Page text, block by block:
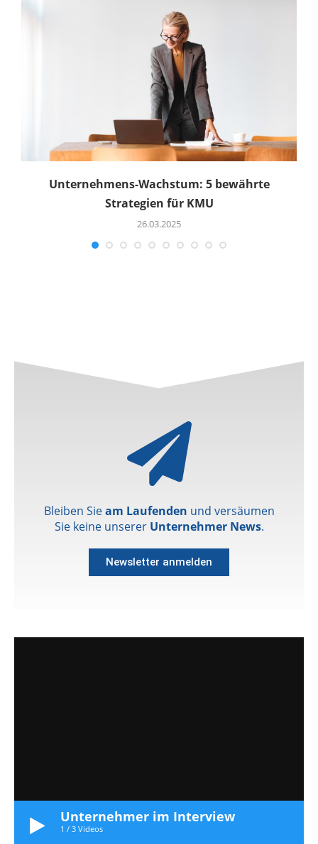
Unternehmens-Wachstum: 5 bewährte
Strategien für KMU
26.03.2025
Bleiben Sieam Laufenden und versäumen
Sie keine unserer Unternehmer News.
Newsletter anmelden
Unternehmer im Interview
1 / 3 Videos